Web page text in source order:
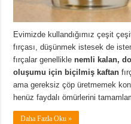
Evimizde kullandığımız çeşit
fırçası, düşünmek istesek de
fırçalar genelliklenemli kalan,
oluşumu için biçilmiş kaftan
ama gereksiz çöp üretmemek
henüz faydalı ömürlerini
Daha Fazla Oku »